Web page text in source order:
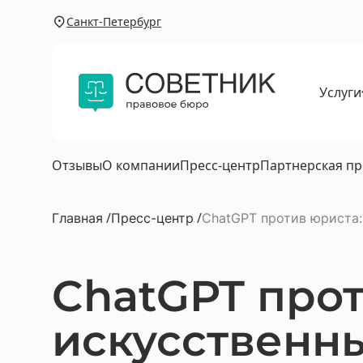
Санкт-Петербург
Услуги
Юрист
Юрист
ОтзывыО компанииПресс-центрПартнерская
Главная Пресс-центр ChatGPT против
ChatGPT